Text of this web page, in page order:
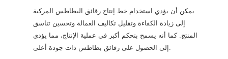
يمكن أن يؤدي استخدام خط إنتاج رقائق البطاطس المركبة
إلى زيادة الكفاءة وتقليل تكاليف العمالة وتحسين تناسق
المنتج. كما أنه يسمح بتحكم أكبر في عملية الإنتاج، مما يؤدي